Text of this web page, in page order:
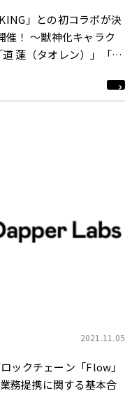
」との初コラボが決
催！ ～獣神化キャラク
蓮（タオレン）」「恐
2021.11.05
ックチェーン「Flow」
務提携に関する基本合